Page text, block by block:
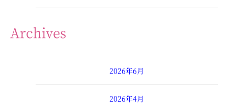
Archives
2026年6月
2026年4月